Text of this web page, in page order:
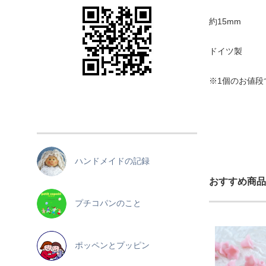
ハンドメイドの記録
プチコパンのこと
ポッペンとプッピン
約15mm
ドイツ製
※1個のお値段
おすすめ商品